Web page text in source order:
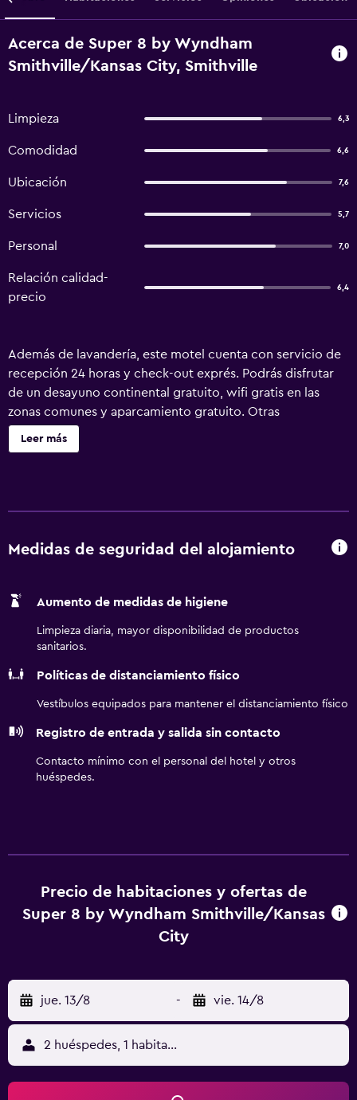
Acerca de Super 8 by Wyndham
Smithville/Kansas City, Smithville
Limpieza 6,3
Comodidad 6,6
Ubicación 7,6
Servicios 5,7
Personal 7,0
Relación calidad-
precio
6,4
Además de lavandería, este motel cuenta con servicio de
recepción 24 horas y check-out exprés. Podrás disfrutar
de un desayuno continental gratuito, wifi gratis en las
zonas comunes y aparcamiento gratuito. Otras
instalaciones incluyen una máquina expendedora. Super 8
by Wyndham Smithville/Kansas City ofrece 50
artículos de higiene personal gratuitos. Este motel en
tabla de planchar con plancha.
Leer más
Medidas de seguridad del alojamiento
Aumento de medidas de higiene
Limpieza diaria, mayor disponibilidad de productos
sanitarios.
Políticas de distanciamiento físico
Vestíbulos equipados para mantener el distanciamiento físico
Registro de entrada y salida sin contacto
Contacto mínimo con el personal del hotel y otros
huéspedes.
Precio de habitaciones y ofertas de
Super 8 by Wyndham Smithville/Kansas
City
jue. 13/8 - vie. 14/8
2 huéspedes, 1 habitación